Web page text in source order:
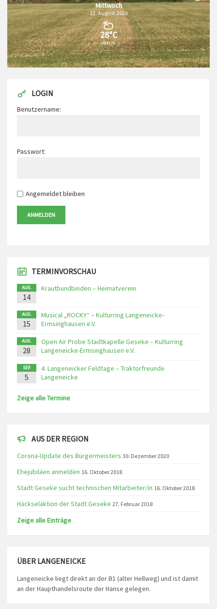
Mittwoch
12. August 2026
28°C
4m/s
LOGIN
Benutzername:
Passwort:
Angemeldet bleiben
ANMELDEN
TERMINVORSCHAU
AUG.
14
Krautbundbinden – Heimatverein
AUG.
15
Musical „ROCKY“ – Kulturring Langeneicke-
Ermsinghausen e.V.
AUG.
28
Open Air Probe Stadtkapelle Geseke – Kulturring
Langeneicke-Ermsinghausen e.V.
SEP.
5
4. Langeneicker Feldtage – Traktorfreunde
Langeneicke
Zeige alle Termine
AUS DER REGION
Corona-Update des Bürgermeisters 30. Dezember 2020
Ehejubiläen anmelden 16. Oktober 2018
Stadt Geseke sucht technischen Mitarbeiter/in 16. Oktober 2018
Häckselaktion der Stadt Geseke 27. Februar 2018
Zeige alle Einträge
ÜBER LANGENEICKE
Langeneicke liegt direkt an der B1 (alter Hellweg) und ist damit
an der Haupthandelsroute der Hanse gelegen.